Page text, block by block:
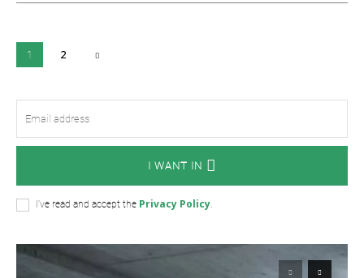
1 2
I WANT IN
I've read and accept the Privacy Policy.